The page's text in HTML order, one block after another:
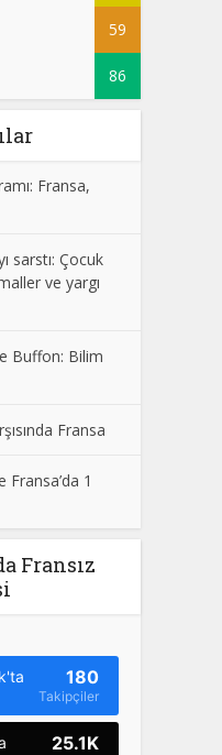
59
86
Fransa,
sarstı: Çocuk
ve yargı
Buffon: Bilim
Fransa
1
Fransız
180
Takipçiler
25.1K